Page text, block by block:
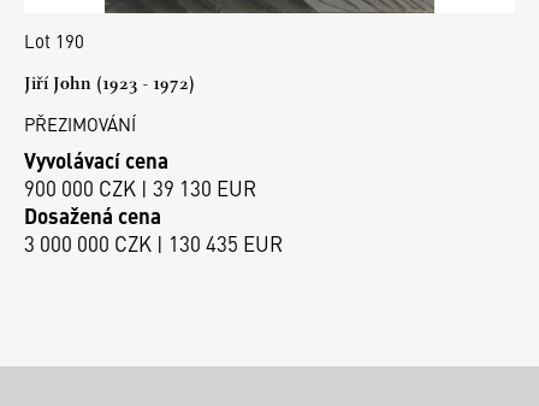
Lot 190
Jiří John (1923 - 1972)
PŘEZIMOVÁNÍ
Vyvolávací cena
900 000 CZK | 39 130 EUR
Dosažená cena
3 000 000 CZK | 130 435 EUR